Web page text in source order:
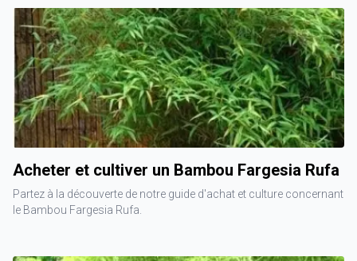
Acheter et cultiver un Bambou Fargesia Rufa
Partez à la découverte de notre guide d'achat et culture concernant
le Bambou Fargesia Rufa.